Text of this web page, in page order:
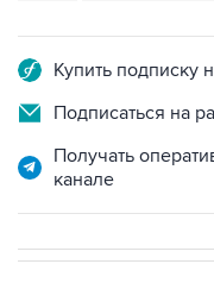
Купить подписку
Подписаться на
Получать
канале